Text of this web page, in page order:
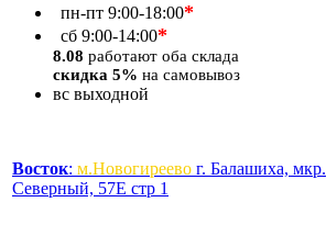
пн-пт 9:00-18:00*
сб 9:00-14:00*
8.08 работают оба склада
скидка 5% на самовывоз
вс выходной
Восток: м.Новогиреево г. Балашиха, мкр.
Северный, 57Е стр 1